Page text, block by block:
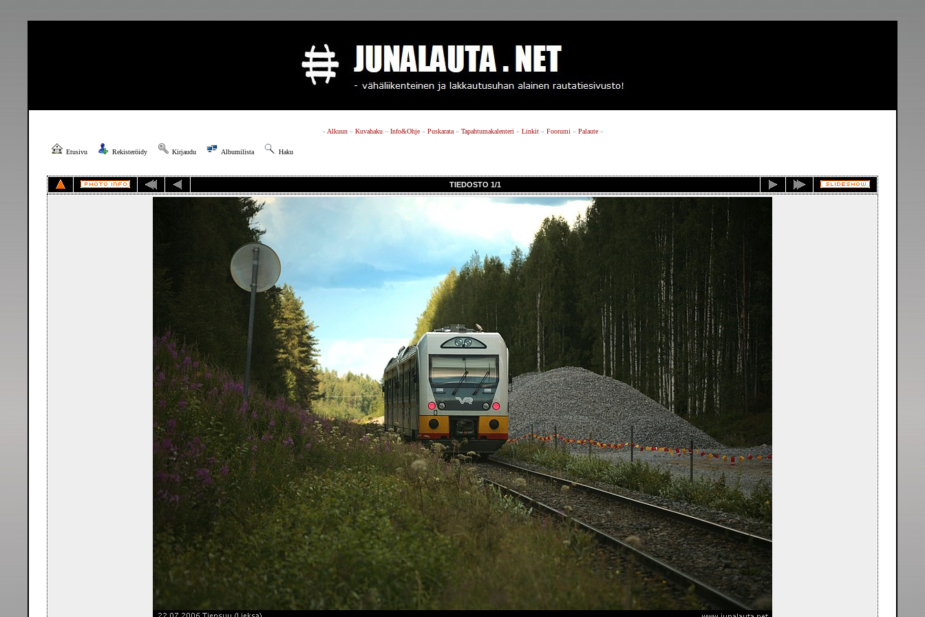
» Alkuun» Kuvahaku» Info&Ohje» Puskarata» Tapahtumakalenteri » Linkit» Foorumi » Palaute»
Etusivu Rekisteröidy Kirjaudu Albumilista Haku
TIEDOSTO 1/1